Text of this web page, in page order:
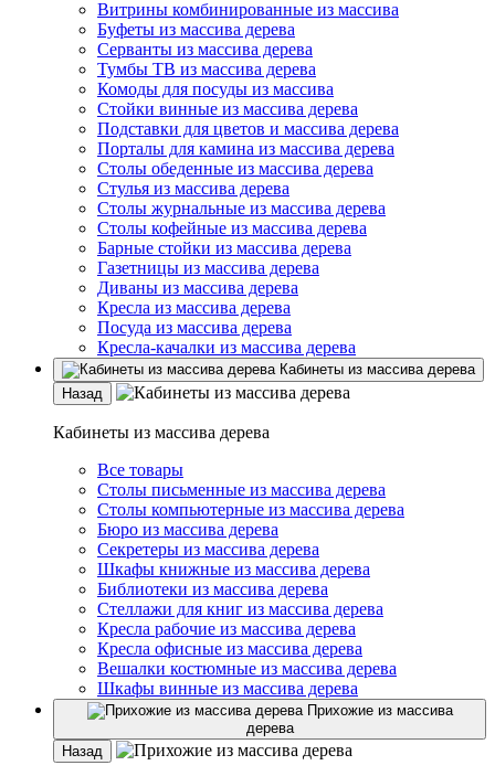
Витрины комбинированные из массива
Буфеты из массива дерева
Серванты из массива дерева
Тумбы ТВ из массива дерева
Комоды для посуды из массива
Стойки винные из массива дерева
Подставки для цветов и массива дерева
Порталы для камина из массива дерева
Столы обеденные из массива дерева
Стулья из массива дерева
Столы журнальные из массива дерева
Столы кофейные из массива дерева
Барные стойки из массива дерева
Газетницы из массива дерева
Диваны из массива дерева
Кресла из массива дерева
Посуда из массива дерева
Кресла-качалки из массива дерева
Кабинеты из массива дерева
Назад
Кабинеты из массива дерева
Все товары
Столы письменные из массива дерева
Столы компьютерные из массива дерева
Бюро из массива дерева
Секретеры из массива дерева
Шкафы книжные из массива дерева
Библиотеки из массива дерева
Стеллажи для книг из массива дерева
Кресла рабочие из массива дерева
Кресла офисные из массива дерева
Вешалки костюмные из массива дерева
Шкафы винные из массива дерева
Прихожие из массива
дерева
Назад